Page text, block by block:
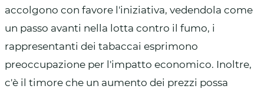
accolgono con favore l'iniziativa, vedendola come
un passo avanti nella lotta contro il fumo, i
rappresentanti dei tabaccai esprimono
preoccupazione per l'impatto economico. Inoltre,
c'è il timore che un aumento dei prezzi possa